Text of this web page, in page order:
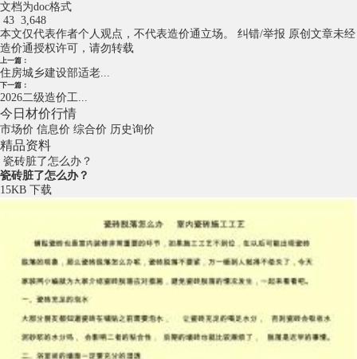
文档为doc格式
43 3,648
本文仅代表作者个人观点，不代表造价通立场。 纠错/举报 原创文章未经
造价通授权许可，请勿转载
上一篇：
住房城乡建设部适老...
下一篇：
2026二级造价工...
今日材价行情
市场价 信息价 综合价 历史询价
精品资料
瓷砖脏了怎么办？
瓷砖脏了怎么办？
15KB 下载